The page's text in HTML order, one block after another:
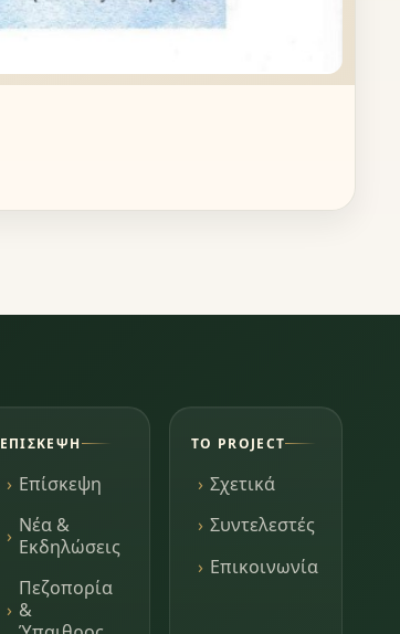
ΕΠΊΣΚΕΨΗ
Επίσκεψη
Νέα &
Εκδηλώσεις
Πεζοπορία
&
ΤΟ PROJECT
Σχετικά
Συντελεστές
Επικοινωνία